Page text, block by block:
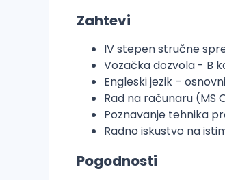
Zahtevi
IV stepen stručne
Vozačka dozvola - B
Engleski jezik –
Rad na računaru (MS
Poznavanje tehnika
Radno iskustvo na
Pogodnosti